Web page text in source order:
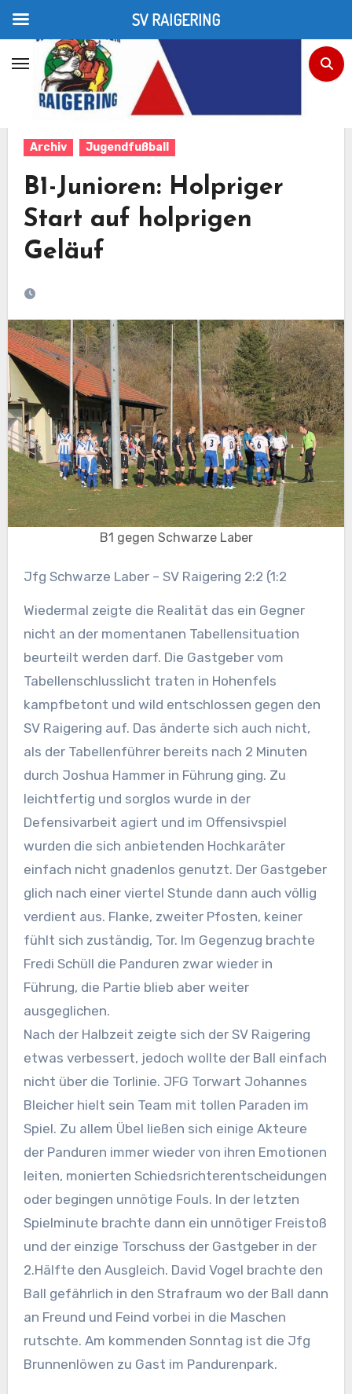
Inhalt
springen
Home
Jugendfußball
B1-Junioren: Holpriger Start auf holprigen Geläuf
Archiv Jugendfußball
B1-Junioren: Holpriger
Start auf holprigen
Geläuf
B1 gegen Schwarze Laber
Jfg Schwarze Laber – SV Raigering 2:2 (1:2
Wiedermal zeigte die Realität das ein Gegner
nicht an der momentanen Tabellensituation
beurteilt werden darf. Die Gastgeber vom
Tabellenschlusslicht traten in Hohenfels
kampfbetont und wild entschlossen gegen den
SV Raigering auf. Das änderte sich auch nicht,
als der Tabellenführer bereits nach 2 Minuten
durch Joshua Hammer in Führung ging. Zu
leichtfertig und sorglos wurde in der
Defensivarbeit agiert und im Offensivspiel
wurden die sich anbietenden Hochkaräter
einfach nicht gnadenlos genutzt. Der Gastgeber
glich nach einer viertel Stunde dann auch völlig
verdient aus. Flanke, zweiter Pfosten, keiner
fühlt sich zuständig, Tor. Im Gegenzug brachte
Fredi Schüll die Panduren zwar wieder in
Führung, die Partie blieb aber weiter
ausgeglichen.
Nach der Halbzeit zeigte sich der SV Raigering
etwas verbessert, jedoch wollte der Ball einfach
nicht über die Torlinie. JFG Torwart Johannes
Bleicher hielt sein Team mit tollen Paraden im
Spiel. Zu allem Übel ließen sich einige Akteure
der Panduren immer wieder von ihren Emotionen
leiten, monierten Schiedsrichterentscheidungen
oder begingen unnötige Fouls. In der letzten
Spielminute brachte dann ein unnötiger Freistoß
und der einzige Torschuss der Gastgeber in der
2.Hälfte den Ausgleich. David Vogel brachte den
Ball gefährlich in den Strafraum wo der Ball dann
an Freund und Feind vorbei in die Maschen
rutschte. Am kommenden Sonntag ist die Jfg
Brunnenlöwen zu Gast im Pandurenpark.
SV RAIGERING